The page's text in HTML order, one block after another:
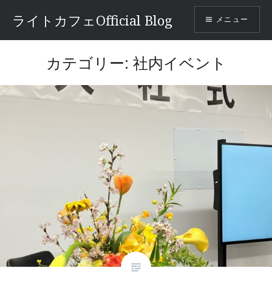
テ
へ
ス
ライトカフェOfficial Blog メニュー
カテゴリー: 社内イベント